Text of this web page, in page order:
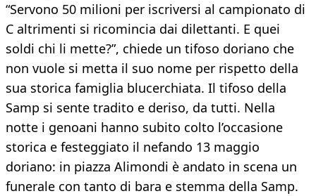
“Servono 50 milioni per iscriversi al campionato di
C altrimenti si ricomincia dai dilettanti. E quei
soldi chi li mette?”, chiede un tifoso doriano che
non vuole si metta il suo nome per rispetto della
sua storica famiglia blucerchiata. Il tifoso della
Samp si sente tradito e deriso, da tutti. Nella
notte i genoani hanno subito colto l’occasione
storica e festeggiato il nefando 13 maggio
doriano: in piazza Alimondi è andato in scena un
funerale con tanto di bara e stemma della Samp.